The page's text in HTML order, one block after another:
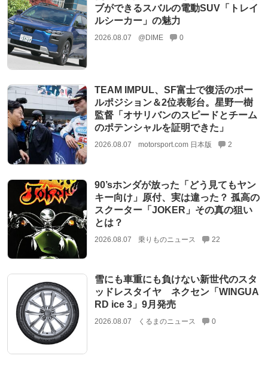
ブができるスバルの電動SUV「トレイ
ルシーカー」の魅力
2026.08.07 @DIME 0
TEAM IMPUL、SF富士で復活のポー
ルポジション＆2位表彰台。星野一樹
監督「オサリバンのスピードとチーム
のポテンシャルを証明できた」
2026.08.07 motorsport.com 日本版 2
90’sホンダが放った「どう見てもヤン
キー向け」原付、実は違った？ 孤高の
スクーター「JOKER」その真の狙い
とは？
2026.08.07 乗りものニュース 22
雪にも車重にも負けない新世代のスタ
ッドレスタイヤ ネクセン「WINGUA
RD ice 3」9月発売
2026.08.07 くるまのニュース 0